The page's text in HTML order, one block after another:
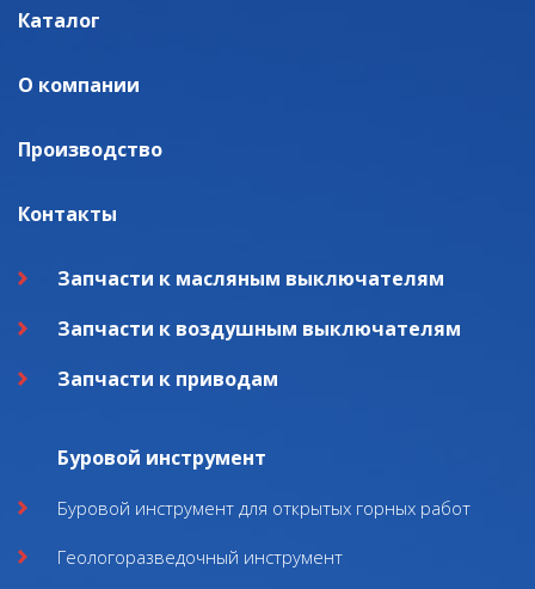
Каталог
О компании
Производство
Контакты
Запчасти к масляным выключателям
Запчасти к воздушным выключателям
Запчасти к приводам
Буровой инструмент
Буровой инструмент для открытых горных работ
Геологоразведочный инструмент